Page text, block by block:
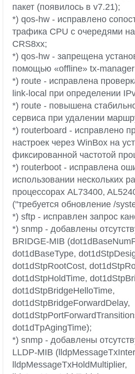
пакет (появилось в v7.21);
*) qos-hw - исправлено
трафика CPU с очередями
CRS8xx;
*) qos-hw - запрещена
помощью «offline» tx-
*) route - исправлена
link-local при определении
*) route - повышена
сервиса при удалении
*) routerboard - исправлено
настроек через WinBox на
фиксированной частотой
*) routerboot - исправлена
использовании нескольких
процессорах AL73400,
("требуется обновление /
*) sftp - исправлен запрос
*) snmp - добавлены
BRIDGE-MIB
dot1dBaseType,
dot1dStpRootCost,
dot1dStpHoldTime,
dot1dStpBridgeHelloTime,
dot1dStpBridgeForwardDelay,
dot1dTpAgingTime);
*) snmp - добавлены
LLDP-MIB
lldpMessageTxHoldMultiplier,